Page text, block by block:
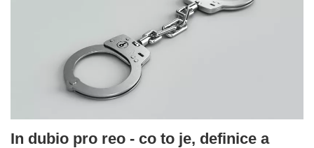
In dubio pro reo - co to je, definice a